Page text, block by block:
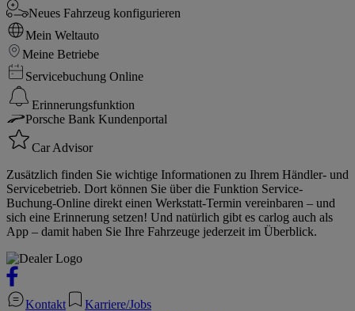
Neues Fahrzeug konfigurieren
Mein Weltauto
Meine Betriebe
Servicebuchung Online
Erinnerungsfunktion
Porsche Bank Kundenportal
Car Advisor
Zusätzlich finden Sie wichtige Informationen zu Ihrem Händler- und
Servicebetrieb. Dort können Sie über die Funktion Service-
Buchung-Online direkt einen Werkstatt-Termin vereinbaren – und
sich eine Erinnerung setzen! Und natürlich gibt es carlog auch als
App – damit haben Sie Ihre Fahrzeuge jederzeit im Überblick.
Kontakt
Karriere/Jobs